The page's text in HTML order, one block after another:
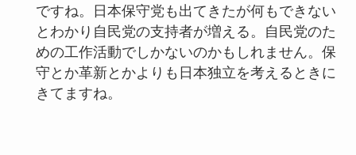
ですね。日本保守党も出てきたが何もできない
とわかり自民党の支持者が増える。自民党のた
めの工作活動でしかないのかもしれません。保
守とか革新とかよりも日本独立を考えるときに
きてますね。